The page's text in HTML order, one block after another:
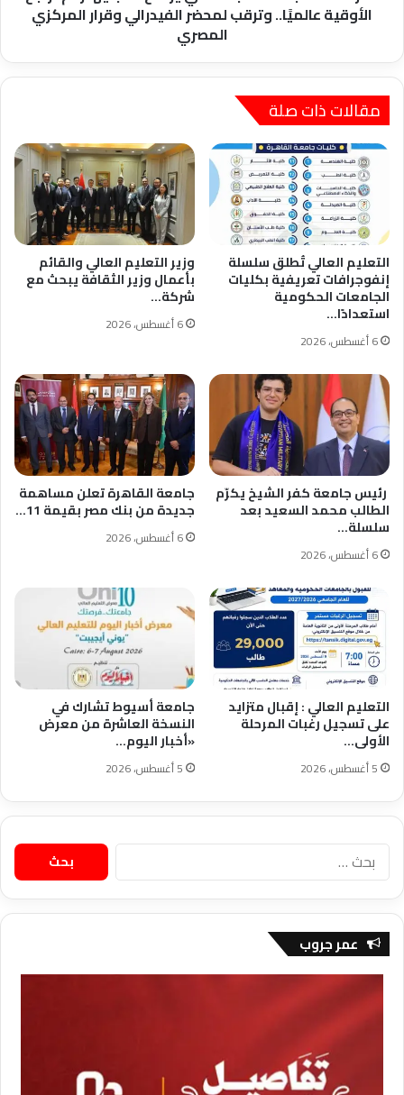
عالميًا..
الفيدرالي
المركزي
المصري
الأوقية عالميًا.. وترقب لمحضر الفيدرالي وقرار المركزي
المصري
مقالات ذات صلة
التعليم العالي تُطلق سلسلة
إنفوجرافات تعريفية بكليات
الجامعات الحكومية
استعدادًا…
6 أغسطس، 2026
وزير التعليم العالي والقائم
بأعمال وزير الثقافة يبحث مع
شركة…
6 أغسطس، 2026
رئيس جامعة كفر الشيخ يكرّم
الطالب محمد السعيد بعد
سلسلة…
6 أغسطس، 2026
جامعة القاهرة تعلن مساهمة
جديدة من بنك مصر بقيمة 11…
6 أغسطس، 2026
التعليم العالي : إقبال متزايد
على تسجيل رغبات المرحلة
الأولى…
5 أغسطس، 2026
جامعة أسيوط تشارك في
النسخة العاشرة من معرض
«أخبار اليوم…
5 أغسطس، 2026
البحث
عن:
عمر جروب